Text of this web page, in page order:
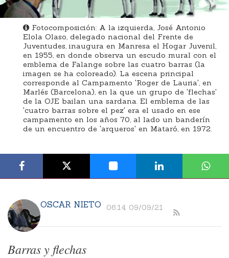
Fotocomposición: A la izquierda, José Antonio
Elola Olaso, delegado nacional del Frente de
Juventudes, inaugura en Manresa el Hogar Juvenil,
en 1955, en donde observa un escudo mural con el
emblema de Falange sobre las cuatro barras (la
imagen se ha coloreado). La escena principal
corresponde al Campamento 'Roger de Lauria', en
Marlés (Barcelona), en la que un grupo de 'flechas'
de la OJE bailan una sardana. El emblema de las
'cuatro barras sobre el pez' era el usado en ese
campamento en los años 70, al lado un banderín
de un encuentro de 'arqueros' en Mataró, en 1972.
OSCAR NIETO 06:14 09/09/21
Barras y flechas